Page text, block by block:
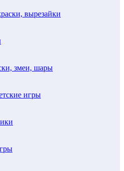
вырезайки
змеи, шары
игры